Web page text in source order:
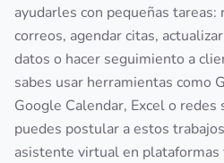
ayudarles con pequeñas tareas:
correos, agendar citas,
datos o hacer seguimiento a
sabes usar herramientas como
Google Calendar, Excel o redes
puedes postular a estos
asistente virtual en plataformas